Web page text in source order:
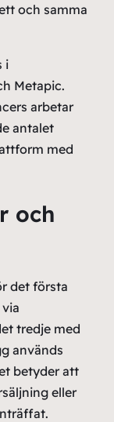
och samma
i
Metapic.
arbetar
antalet
med
och
det första
tredje med
används
betyder att
eller